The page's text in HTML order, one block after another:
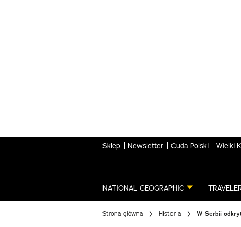
Sklep Newsletter Cuda Polski Wielki
NATIONAL GEOGRAPHIC
Strona główna Historia W Serbii